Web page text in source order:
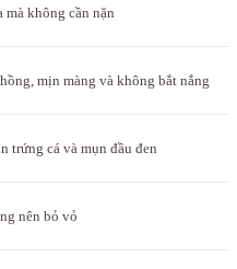
mà không cần nặn
mịn màng và không bắt nắng
trứng cá và mụn đầu đen
nên bỏ vỏ